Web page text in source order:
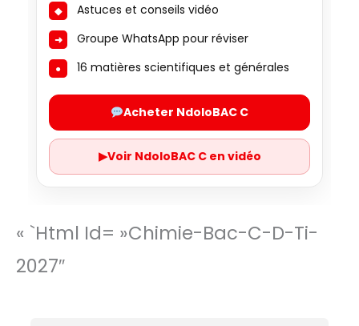
Astuces et conseils vidéo
Groupe WhatsApp pour réviser
16 matières scientifiques et générales
Acheter NdoloBAC C
▶Voir NdoloBAC C en vidéo
« `html Id= »chimie-Bac-C-D-Ti-
2027″